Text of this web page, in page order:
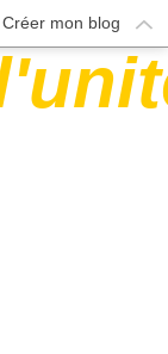
Créer mon blog